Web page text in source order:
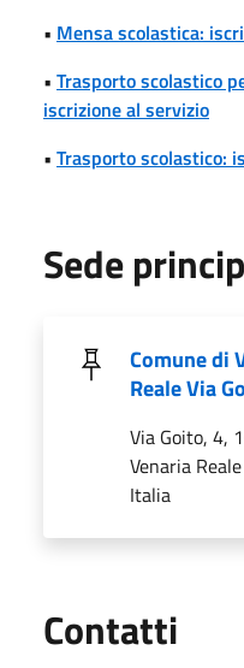
• Mensa scolastica:
• Trasporto scolastico
iscrizione al servizio
• Trasporto scolastico:
Sede
Comune di
Reale Via
Via Goito, 4,
Venaria
Italia
Contatti